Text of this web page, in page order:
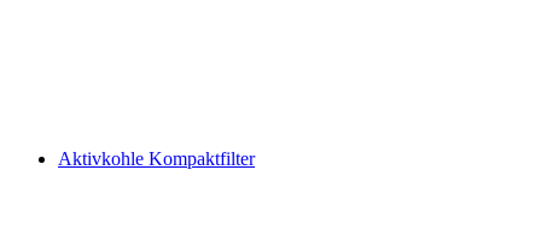
Aktivkohle Kompaktfilter